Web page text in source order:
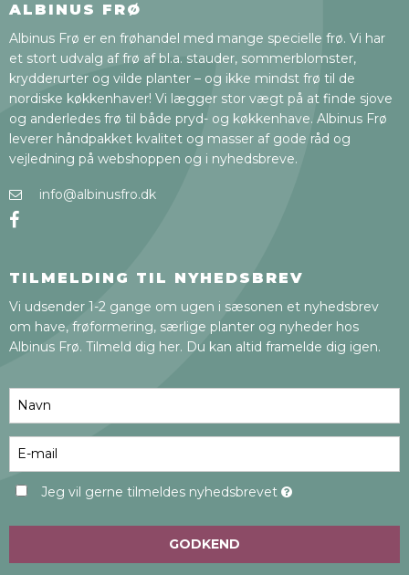
ALBINUS FRØ
Albinus Frø er en frøhandel med mange specielle frø. Vi har
et stort udvalg af frø af bl.a. stauder, sommerblomster,
krydderurter og vilde planter – og ikke mindst frø til de
nordiske køkkenhaver! Vi lægger stor vægt på at finde sjove
og anderledes frø til både pryd- og køkkenhave. Albinus Frø
leverer håndpakket kvalitet og masser af gode råd og
vejledning på webshoppen og i nyhedsbreve.
info@albinusfro.dk
TILMELDING TIL NYHEDSBREV
Vi udsender 1-2 gange om ugen i sæsonen et nyhedsbrev
om have, frøformering, særlige planter og nyheder hos
Albinus Frø. Tilmeld dig her. Du kan altid framelde dig igen.
Jeg vil gerne tilmeldes nyhedsbrevet
GODKEND